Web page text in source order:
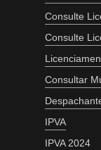
Consulte
Consulte
Consultar
IPVA
IPVA 2024